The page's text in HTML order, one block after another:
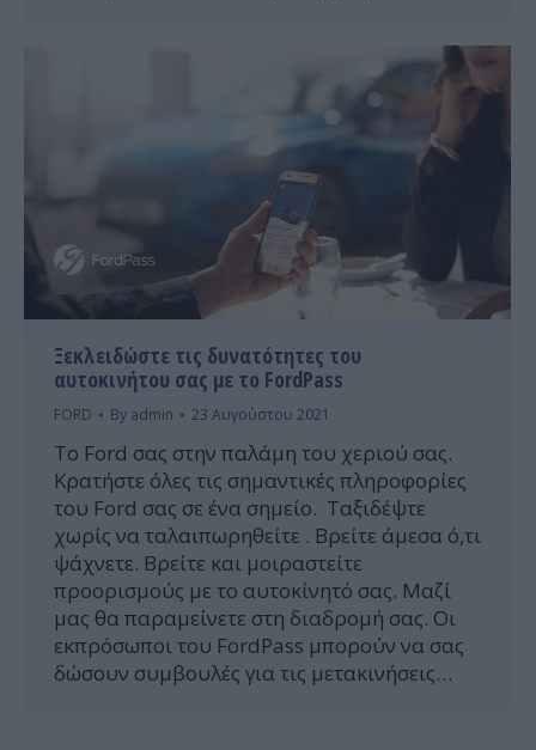
Ξεκλειδώστε τις δυνατότητες του
αυτοκινήτου σας με το FordPass
FORD By admin 23 Αυγούστου 2021
Το Ford σας στην παλάμη του χεριού σας.
Κρατήστε όλες τις σημαντικές πληροφορίες
του Ford σας σε ένα σημείο. Ταξιδέψτε
χωρίς να ταλαιπωρηθείτε . Βρείτε άμεσα ό,τι
ψάχνετε. Βρείτε και μοιραστείτε
προορισμούς με το αυτοκίνητό σας. Μαζί
μας θα παραμείνετε στη διαδρομή σας. Οι
εκπρόσωποι του FordPass μπορούν να σας
δώσουν συμβουλές για τις μετακινήσεις…